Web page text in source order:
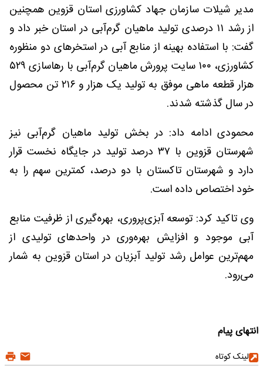
مدیر شیلات سازمان جهاد کشاورزی استان قزوین همچنین
از رشد ۱۱ درصدی تولید ماهیان گرم‌آبی در استان خبر داد و
گفت: با استفاده بهینه از منابع آبی در استخرهای دو منظوره
کشاورزی، ۱۰۰ سایت پرورش ماهیان گرم‌آبی با رهاسازی ۵۲۹
هزار قطعه ماهی موفق به تولید یک هزار و ۲۱۶ تن محصول
در سال گذشته شدند.
محمودی ادامه داد: در بخش تولید ماهیان گرم‌آبی نیز
شهرستان قزوین با ۳۷ درصد تولید در جایگاه نخست قرار
دارد و شهرستان تاکستان با دو درصد، کمترین سهم را به
خود اختصاص داده است.
وی تاکید کرد: توسعه آبزی‌پروری، بهره‌گیری از ظرفیت منابع
آبی موجود و افزایش بهره‌وری در واحدهای تولیدی از
مهم‌ترین عوامل رشد تولید آبزیان در استان قزوین به شمار
می‌رود.
انتهای پیام
لینک کوتاه